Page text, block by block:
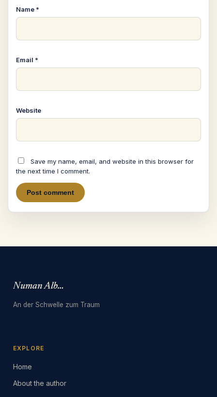
Name *
Email *
Website
Save my name, email, and website in this browser for
the next time I comment.
Numan Albarbari
An der Schwelle zum Traum
EXPLORE
Home
About the author